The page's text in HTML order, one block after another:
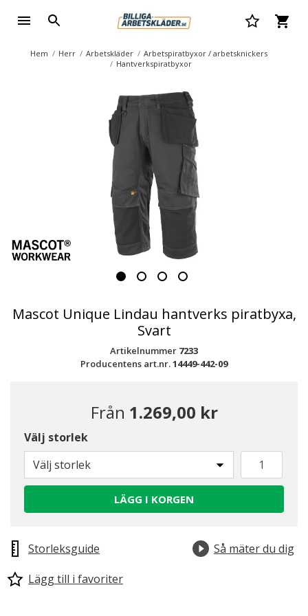
Hem Herr Arbetskläder
Arbetspiratbyxor / arbetsknickers
Hantverkspiratbyxor
Mascot Unique Lindau hantverks piratbyxa,
Svart
Artikelnummer 7233
Producentens art.nr.14449-442-09
Från 1.269,00 kr
Välj storlek
Välj storlek
LÄGG I KORGEN
Storleksguide
Så mäter du dig
Lägg till i favoriter